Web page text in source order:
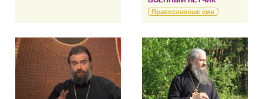
Православные сми